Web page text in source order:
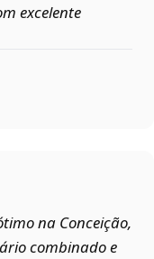
excelente
na Conceição,
combinado e